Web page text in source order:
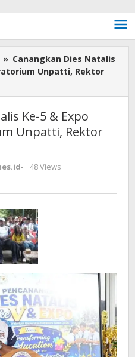
» Canangkan Dies Natalis
Unpatti, Rektor
Ke-5 & Expo
Unpatti, Rektor
-
48 Views